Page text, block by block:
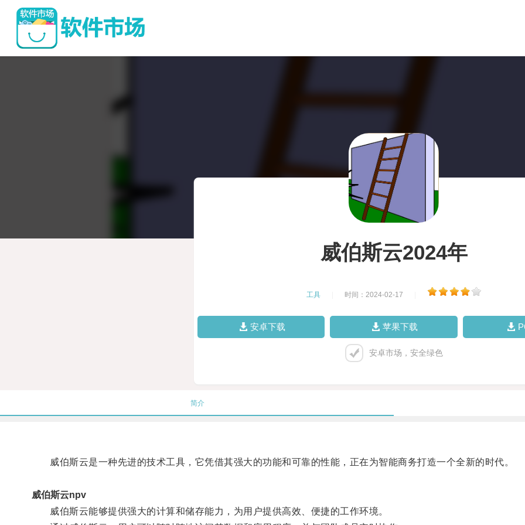
威伯斯云2024年
工具 时间：2024-02-17
安卓下载 苹果下载
安卓市场，安全绿色
简介
威伯斯云是一种先进的技术工具，它凭借其强大的功能和可靠的性能，正在为智能商务打造一个全新的时代。
威伯斯云npv
威伯斯云能够提供强大的计算和储存能力，为用户提供高效、便捷的工作环境。